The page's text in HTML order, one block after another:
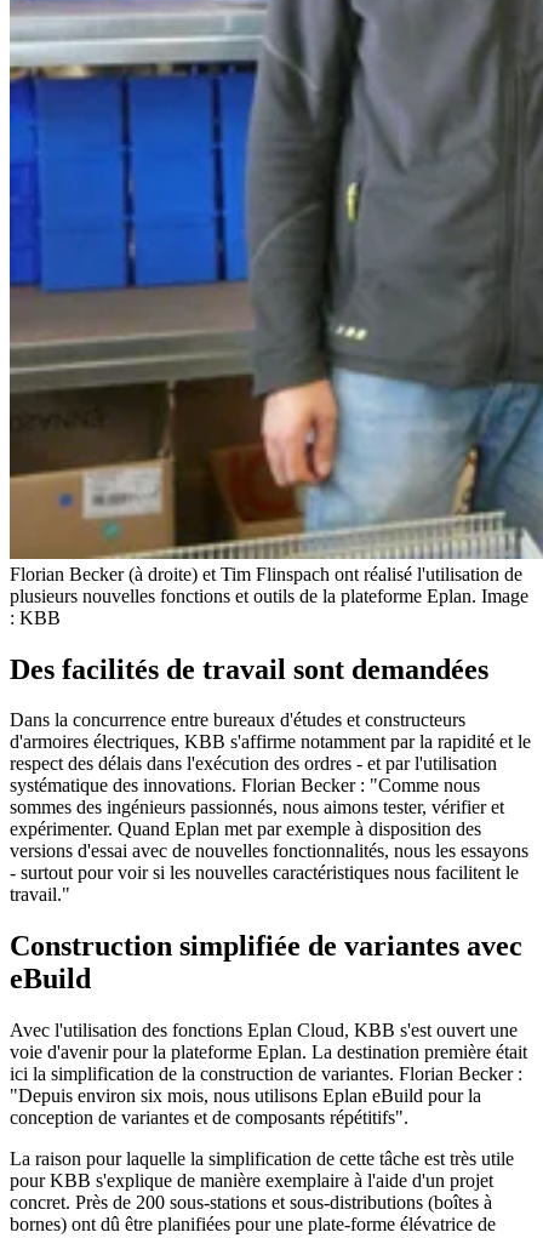
Florian Becker (à droite) et Tim Flinspach ont réalisé l'utilisation de
plusieurs nouvelles fonctions et outils de la plateforme Eplan. Image
: KBB
Des facilités de travail sont demandées
Dans la concurrence entre bureaux d'études et constructeurs
d'armoires électriques, KBB s'affirme notamment par la rapidité et le
respect des délais dans l'exécution des ordres - et par l'utilisation
systématique des innovations. Florian Becker : "Comme nous
sommes des ingénieurs passionnés, nous aimons tester, vérifier et
expérimenter. Quand Eplan met par exemple à disposition des
versions d'essai avec de nouvelles fonctionnalités, nous les essayons
- surtout pour voir si les nouvelles caractéristiques nous facilitent le
travail."
Construction simplifiée de variantes avec
eBuild
Avec l'utilisation des fonctions Eplan Cloud, KBB s'est ouvert une
voie d'avenir pour la plateforme Eplan. La destination première était
ici la simplification de la construction de variantes. Florian Becker :
"Depuis environ six mois, nous utilisons Eplan eBuild pour la
conception de variantes et de composants répétitifs".
La raison pour laquelle la simplification de cette tâche est très utile
pour KBB s'explique de manière exemplaire à l'aide d'un projet
concret. Près de 200 sous-stations et sous-distributions (boîtes à
bornes) ont dû être planifiées pour une plate-forme élévatrice de